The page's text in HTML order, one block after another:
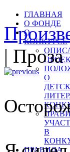
ГЛАВНАЯ
О ФОНДЕ
О
КОНКУРСЕ
О
В
ПРАВИЛА
| Проза